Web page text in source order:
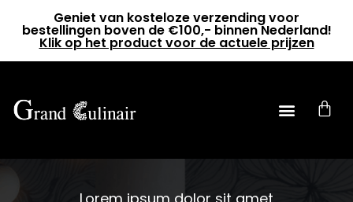
Geniet van kosteloze verzending voor
bestellingen boven de €100,- binnen Nederland!
Klik op het product voor de actuele prijzen
0